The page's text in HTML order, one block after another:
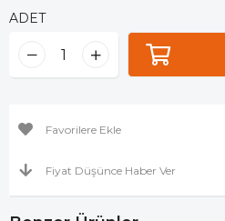
ADET
Favorilere Ekle
Fiyat Düşünce Haber Ver